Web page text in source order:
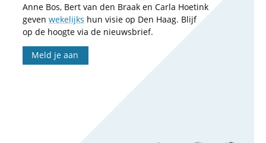
Anne Bos, Bert van den Braak en Carla Hoetink
geven wekelijks hun visie op Den Haag. Blijf
op de hoogte via de nieuwsbrief.
Meld je aan